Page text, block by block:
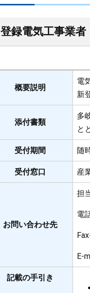
登録電気工事業
概要説明
電
新
添付書類
多
と
受付期間 随
受付窓口 産
お問い合わせ先
担
電
E-
記載の手引き